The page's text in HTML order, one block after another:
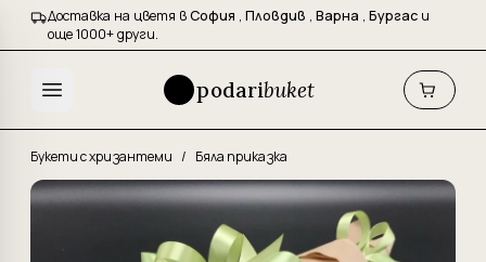
Доставка на цветя вСофия , Пловдив , Варна , Бургас и
още 1000+ други.
podaribuket
Букети с хризантеми / Бяла приказка